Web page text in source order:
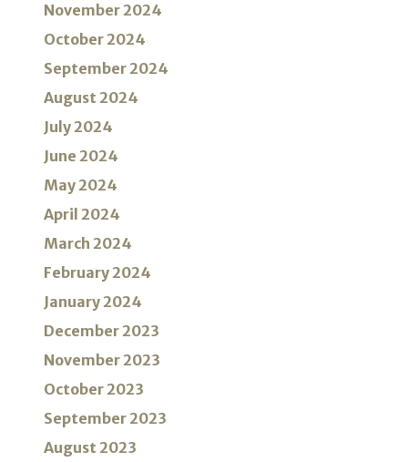
November 2024
October 2024
September 2024
August 2024
July 2024
June 2024
May 2024
April 2024
March 2024
February 2024
January 2024
December 2023
November 2023
October 2023
September 2023
August 2023